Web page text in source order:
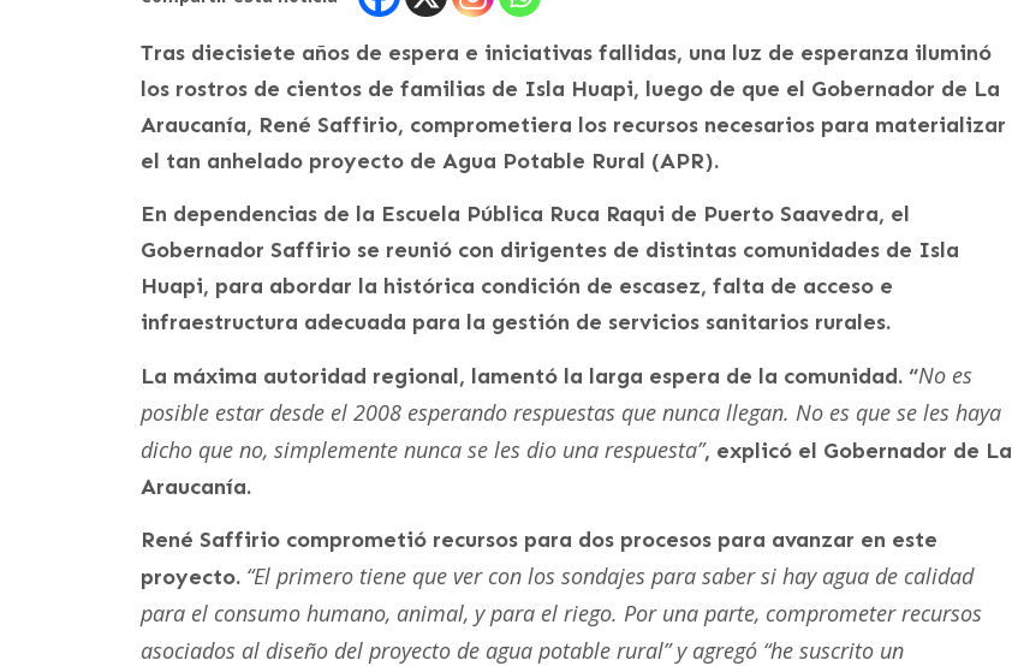
Tras diecisiete años de espera e iniciativas fallidas, una luz de esperanza iluminó
los rostros de cientos de familias de Isla Huapi, luego de que el Gobernador de La
Araucanía, René Saffirio, comprometiera los recursos necesarios para materializar
el tan anhelado proyecto de Agua Potable Rural (APR).
En dependencias de la Escuela Pública Ruca Raqui de Puerto Saavedra, el
Gobernador Saffirio se reunió con dirigentes de distintas comunidades de Isla
Huapi, para abordar la histórica condición de escasez, falta de acceso e
infraestructura adecuada para la gestión de servicios sanitarios rurales.
La máxima autoridad regional, lamentó la larga espera de la comunidad. “No es
posible estar desde el 2008 esperando respuestas que nunca llegan. No es que se les haya
dicho que no, simplemente nunca se les dio una respuesta”, explicó el Gobernador de La
Araucanía.
René Saffirio comprometió recursos para dos procesos para avanzar en este
proyecto. “El primero tiene que ver con los sondajes para saber si hay agua de calidad
para el consumo humano, animal, y para el riego. Por una parte, comprometer recursos
asociados al diseño del proyecto de agua potable rural” y agregó “he suscrito un